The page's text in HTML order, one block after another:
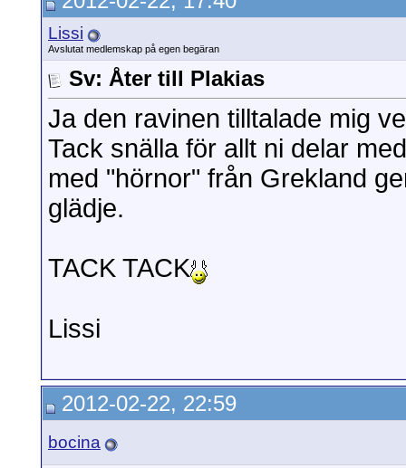
Lissi
Avslutat medlemskap på egen begäran
Sv: Åter till Plakias
Ja den ravinen tilltalade mig
Tack snälla för allt ni delar
med "hörnor" från Grekland
glädje.
TACK TACK
Lissi
2012-02-22, 22:59
bocina